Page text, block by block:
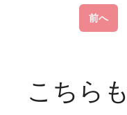
前へ
こちら